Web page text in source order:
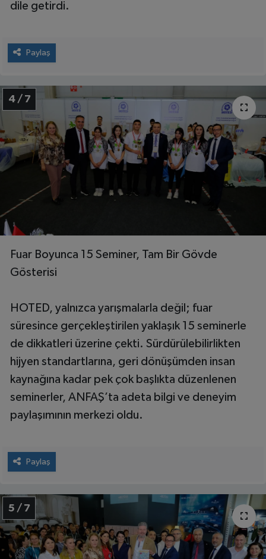
dile getirdi.
Paylaş
4 / 7
Fuar Boyunca 15 Seminer, Tam Bir Gövde
Gösterisi
HOTED, yalnızca yarışmalarla değil; fuar
süresince gerçekleştirilen yaklaşık 15 seminerle
de dikkatleri üzerine çekti. Sürdürülebilirlikten
hijyen standartlarına, geri dönüşümden insan
kaynağına kadar pek çok başlıkta düzenlenen
seminerler, ANFAŞ’ta adeta bilgi ve deneyim
paylaşımının merkezi oldu.
Paylaş
5 / 7